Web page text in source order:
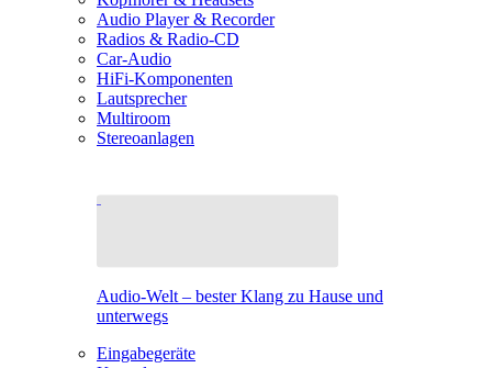
Audio Player & Recorder
Radios & Radio-CD
Car-Audio
HiFi-Komponenten
Lautsprecher
Multiroom
Stereoanlagen
Audio-Welt – bester Klang zu Hause und
unterwegs
Eingabegeräte